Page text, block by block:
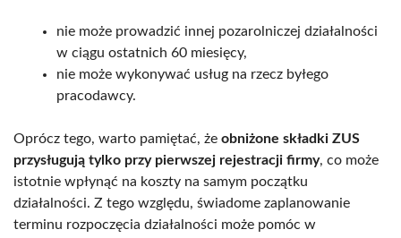
nie może prowadzić innej pozarolniczej działalności
w ciągu ostatnich 60 miesięcy,
nie może wykonywać usług na rzecz byłego
pracodawcy.
Oprócz tego, warto pamiętać, że obniżone składki ZUS
przysługują tylko przy pierwszej rejestracji firmy, co może
istotnie wpłynąć na koszty na samym początku
działalności. Z tego względu, świadome zaplanowanie
terminu rozpoczęcia działalności może pomóc w